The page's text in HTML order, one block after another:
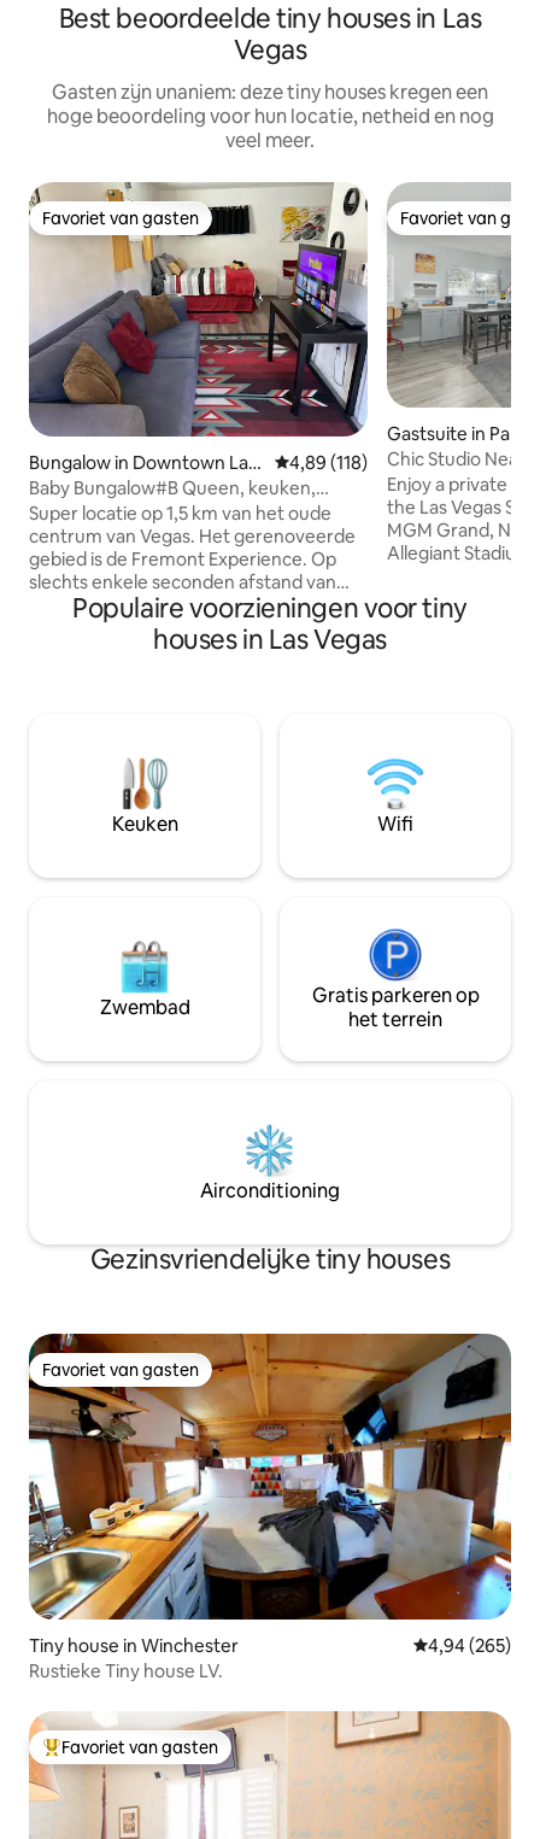
Best beoordeelde tiny houses in Las
Vegas
Gasten zijn unaniem: deze tiny houses kregen een
hoge beoordeling voor hun locatie, netheid en nog
veel meer.
Favoriet van gasten
Favoriet van gasten
Bungalow in Downtown Las
Vegas
Gemiddelde beoordeling van
4,89 (118)
Baby Bungalow#B Queen, keuken,
woonkamer en binnenplaats
Super locatie op 1,5 km van het oude
centrum van Vegas. Het gerenoveerde
gebied is de Fremont Experience. Op
slechts enkele seconden afstand van
een aantal van de beste restaurants, bar
en het nachtleven in het centrum.
Bezoek Container Park, zipline in
vereist.Barb Eagan bij Limestone
Investments beheren nog verschillende
accommodaties met verschillende
maten en voorzieningen. Vraag het
Favoriet van
Favoriet van
Gastsuite in
Chic Studio Near
Enjoy a private
the Las Vegas
MGM Grand,
Allegiant Stadium,
(LAS). This
queen bed, retro
short Vegas
access.
Populaire voorzieningen voor tiny
houses in Las Vegas
Keuken Wifi
Zwembad
Gratis parkeren op
het terrein
Airconditioning
Gezinsvriendelijke tiny houses
Favoriet van gasten
Favoriet van gasten
Tiny house in Winchester Gemiddelde
4,94 (265)
Rustieke Tiny house LV.
Topfavoriet van gasten
Favoriet van gasten